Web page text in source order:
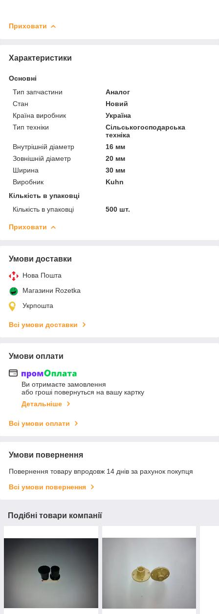
Приховати
Характеристики
Основні
Тип запчастини
Аналог
Стан
Новий
Країна виробник
Україна
Тип техніки
Сільськогосподарська
техніка
Внутрішній діаметр
16 мм
Зовнішній діаметр
20 мм
Ширина
30 мм
Виробник
Kuhn
Кількість в упаковці
Кількість в упаковці
500 шт.
Приховати
Умови доставки
Нова Пошта
Магазини Rozetka
Укрпошта
Всі умови доставки
Умови оплати
Ви отримаєте замовлення
або гроші повернуться на вашу картку
Детальніше
Всі умови оплати
Умови повернення
Повернення товару впродовж 14 днів за рахунок покупця
Всі умови повернення
Подібні товари компанії